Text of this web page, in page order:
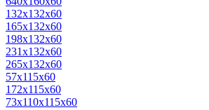
132х132х60
165х132х60
198х132х60
231х132х60
265х132х60
57х115х60
172х115х60
73х110х115х60